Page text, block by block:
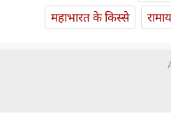
महाभारत के किस्से